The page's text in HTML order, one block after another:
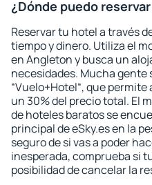
¿Dónde puedo
Reservar tu hotel a través
tiempo y dinero. Utiliza el
en Angleton y busca un
necesidades. Mucha gente
“Vuelo+Hotel“, que
un 30% del precio total. El
de hoteles baratos se
principal de eSky.es en la
seguro de si vas a poder
inesperada, comprueba si
posibilidad de cancelar la